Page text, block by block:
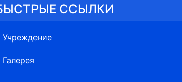
ССЫЛКИ
Учреждение
Галерея